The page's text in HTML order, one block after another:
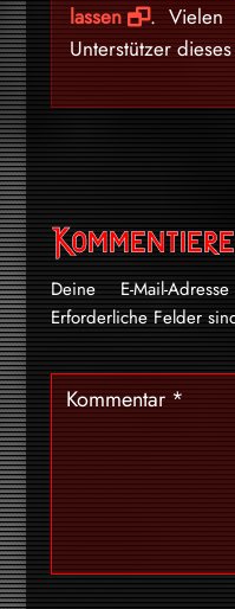
lassen
. Vielen
Unterstützer
Deine E-Mail-
Erforderliche Felder